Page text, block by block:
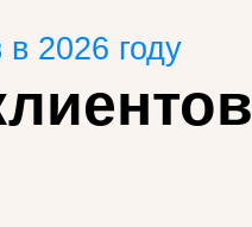
2026 году